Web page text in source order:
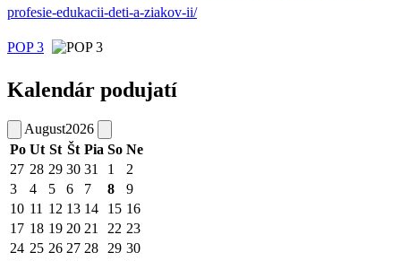
profesie-edukacii-deti-a-ziakov-ii/
POP 3
Kalendár podujatí
August2026
Po Ut St Št Pia So Ne
27 28 29 30 31 1
2
3
4 5 6 7 8
9
10 11 12 13 14 15 16
17 18 19 20 21 22 23
24 25 26 27 28 29 30